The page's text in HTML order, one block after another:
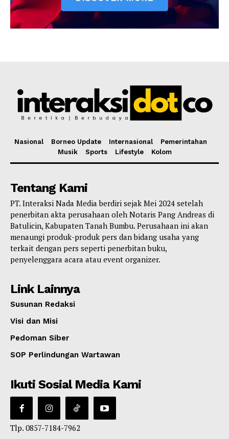
Nasional Borneo Update Internasional
Pemerintahan
Musik
Sports Lifestyle Kolom
Tentang Kami
PT. Interaksi Nada Media berdiri sejak Mei 2024 setelah
penerbitan akta perusahaan oleh Notaris Pang Andreas di
Batulicin, Kabupaten Tanah Bumbu. Perusahaan ini akan
menaungi produk-produk pers dan bidang usaha yang
terkait dengan pers seperti penerbitan buku,
penyelenggara acara atau event organizer.
Link Lainnya
Susunan Redaksi
Visi dan Misi
Pedoman Siber
SOP Perlindungan Wartawan
Ikuti Sosial Media Kami
Tlp. 0857-7184-7962